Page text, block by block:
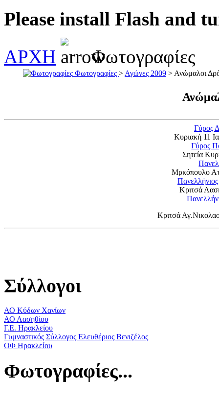
Please install Flash and
ΑΡΧΗ
Φωτογραφίες
Φωτογραφίες > Αγώνες 2009 > Ανώμαλοι
Γύρος
Κυριακή 11
Γύρος
Σητεία
Μρκόπουλο
Κριτσά
Κριτσά
Σύλλογοι
ΑΟ Κύδων Χανίων
ΑΟ Λασηθίου
Γ.Ε. Ηρακλείου
Γυμναστικός Σύλλογος Ελευθέριος Βενιζέλος
ΟΦ Ηρακλείου
Φωτογραφίες...